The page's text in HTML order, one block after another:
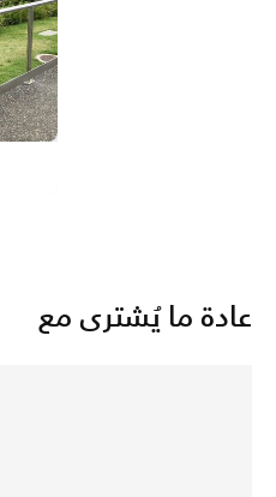
عادة ما يُشترى مع